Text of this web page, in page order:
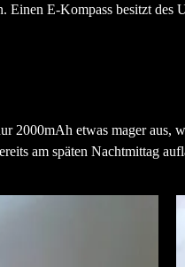
Einen E-Kompass besitzt des
etwas mager aus,
am späten Nachtmittag